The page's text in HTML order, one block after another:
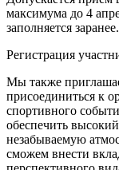
максимума до 4
заполняется заранее.
Регистрация
Мы также
присоединиться к
спортивного
обеспечить
незабываемую
сможем внести